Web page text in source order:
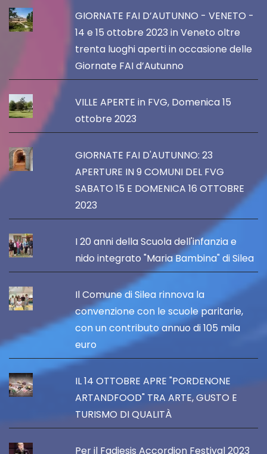
GIORNATE FAI D’AUTUNNO - VENETO -
14 e 15 ottobre 2023 in Veneto oltre
trenta luoghi aperti in occasione delle
Giornate FAI d’Autunno
VILLE APERTE in FVG, Domenica 15
ottobre 2023
GIORNATE FAI D'AUTUNNO: 23
APERTURE IN 9 COMUNI DEL FVG
SABATO 15 E DOMENICA 16 OTTOBRE
2023
I 20 anni della Scuola dell'infanzia e
nido integrato "Maria Bambina" di Silea
Il Comune di Silea rinnova la
convenzione con le scuole paritarie,
con un contributo annuo di 105 mila
euro
IL 14 OTTOBRE APRE "PORDENONE
ARTANDFOOD" TRA ARTE, GUSTO E
TURISMO DI QUALITÀ
Per il Fadiesis Accordion Festival 2023